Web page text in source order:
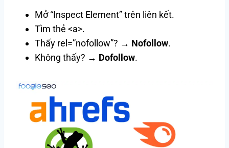
Mở “Inspect Element” trên liên kết.
Tìm thẻ <a>.
Thấy rel=”nofollow”? → Nofollow.
Không thấy? → Dofollow.